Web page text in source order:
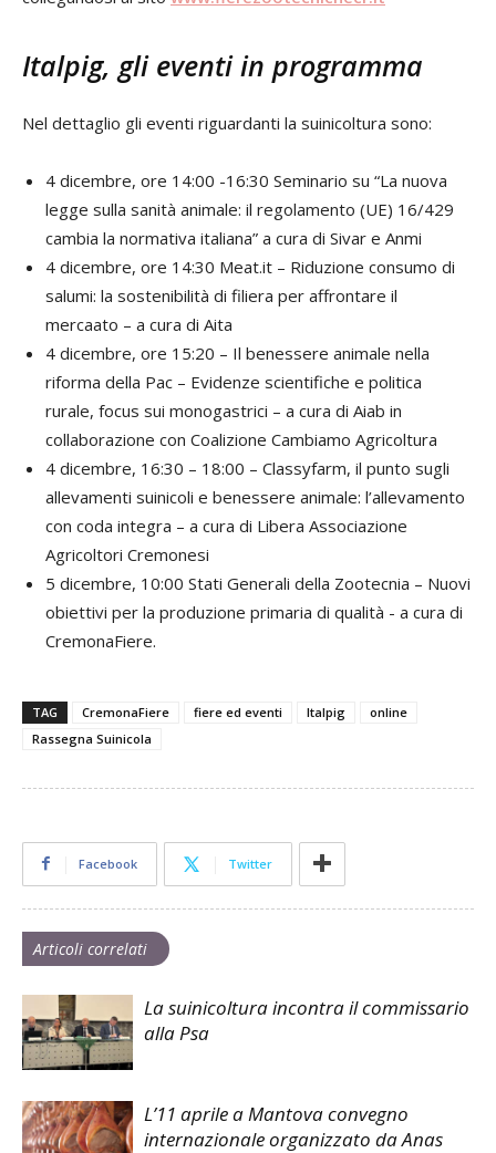
Italpig, gli eventi in programma
Nel dettaglio gli eventi riguardanti la suinicoltura sono:
4 dicembre, ore 14:00 -16:30 Seminario su “La nuova
legge sulla sanità animale: il regolamento (UE) 16/429
cambia la normativa italiana” a cura di Sivar e Anmi
4 dicembre, ore 14:30 Meat.it – Riduzione consumo di
salumi: la sostenibilità di filiera per affrontare il
mercaato – a cura di Aita
4 dicembre, ore 15:20 – Il benessere animale nella
riforma della Pac – Evidenze scientifiche e politica
rurale, focus sui monogastrici – a cura di Aiab in
collaborazione con Coalizione Cambiamo Agricoltura
4 dicembre, 16:30 – 18:00 – Classyfarm, il punto sugli
allevamenti suinicoli e benessere animale: l’allevamento
con coda integra – a cura di Libera Associazione
Agricoltori Cremonesi
5 dicembre, 10:00 Stati Generali della Zootecnia – Nuovi
obiettivi per la produzione primaria di qualità - a cura di
CremonaFiere.
TAG CremonaFiere fiere ed eventi Italpig
online
Rassegna Suinicola
Facebook Twitter
Articoli correlati
La suinicoltura incontra il commissario
alla Psa
L’11 aprile a Mantova convegno
internazionale organizzato da Anas